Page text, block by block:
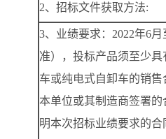
2、招标文件获取方法:
3、业绩要求：2022年6
准），投标产品须至少
车或纯电式自卸车的销
本单位或其制造商签署
明本次招标业绩要求的